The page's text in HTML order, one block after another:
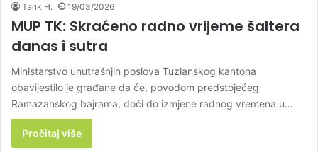
Tarik H. 19/03/2026
MUP TK: Skraćeno radno vrijeme šaltera
danas i sutra
Ministarstvo unutrašnjih poslova Tuzlanskog kantona
obavijestilo je građane da će, povodom predstojećeg
Ramazanskog bajrama, doći do izmjene radnog vremena u…
Pročitaj više